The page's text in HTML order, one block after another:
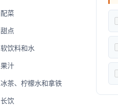
配菜
甜点
软饮料和水
果汁
冰茶、柠檬水和拿铁
长饮